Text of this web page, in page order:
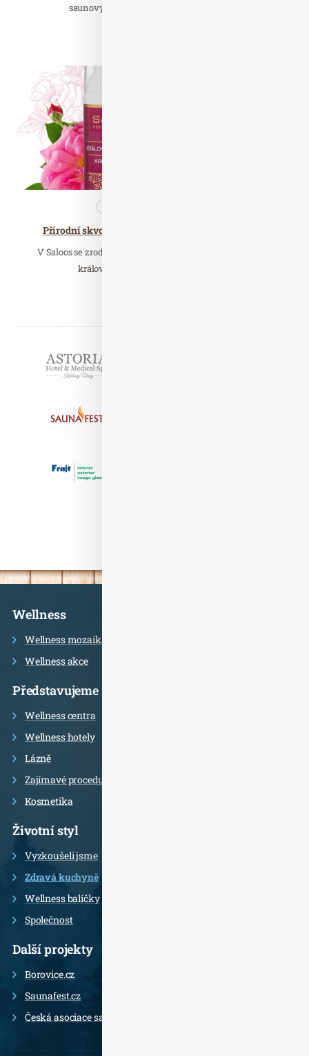
saunových provozech, budoucí saunové…
Přírodní skvosty pro úžasně hebkou a zářivou pleť
V Saloos se zrodil nejjemnější bio pleťový peeling s přímo
královskými ingrediencemi. Svěřte…
Informace
Wellness
Wellness mozaika
Wellness akce
Představujeme
Wellness centra
Wellness hotely
Lázně
Zajímavé procedury
Kosmetika
Životní styl
Vyzkoušeli jsme
Zdravá kuchyně
Wellness balíčky
Společnost
Další projekty
Borovice.cz
Saunafest.cz
Česká asociace saunérů